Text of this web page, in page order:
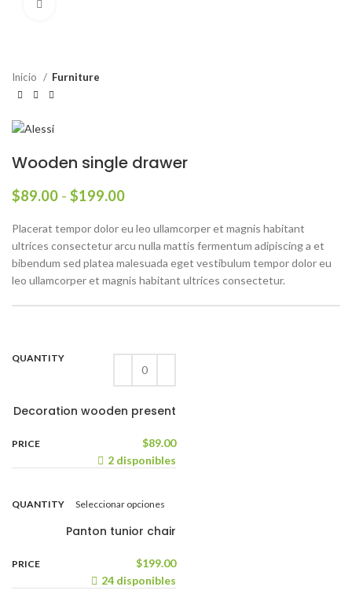
Inicio Furniture
Wooden single drawer
$89.00 - $199.00Rango
precios:
desde
$89.00
hasta
Placerat tempor dolor eu leo ullamcorper et magnis habitant
ultrices consectetur arcu nulla mattis fermentum adipiscing a et
bibendum sed platea malesuada eget vestibulum tempor dolor eu
leo ullamcorper et magnis habitant ultrices consectetur.
Decoration wooden present
$89.00
2 disponibles
Seleccionar opciones
Panton tunior chair
$199.00
24 disponibles